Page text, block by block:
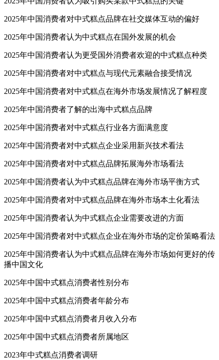
2025年中国消费者对中式糕点品牌在社交媒体互动的偏好
2025年中国消费者认为中式糕点在国外发展的机会
2025年中国消费者认为更受国外消费者欢迎的中式糕点种类
2025年中国消费者对中式糕点与现代元素融合接受情况
2025年中国消费者对中式糕点在海外市场发展情况了解程度
2025年中国消费者了解的出海中式糕点品牌
2025年中国消费者对中式糕点行业各方面满意度
2025年中国消费者对中式糕点企业采用新兴技术看法
2025年中国消费者对中式糕点品牌拓展海外市场看法
2025年中国消费者认为中式糕点品牌在海外市场平衡方式
2025年中国消费者对中式糕点品牌在海外市场本土化看法
2025年中国消费者认为中式糕点企业需要改进的方面
2025年中国消费者对中式糕点企业在海外市场的定价策略看法
2025年中国消费者认为中式糕点品牌在海外市场如何更好的传
播中国文化
2025年中国中式糕点消费者性别分布
2025年中国中式糕点消费者年龄分布
2025年中国中式糕点消费者月收入分布
2025年中国中式糕点消费者所属地区
2023年中式糕点消费者调研